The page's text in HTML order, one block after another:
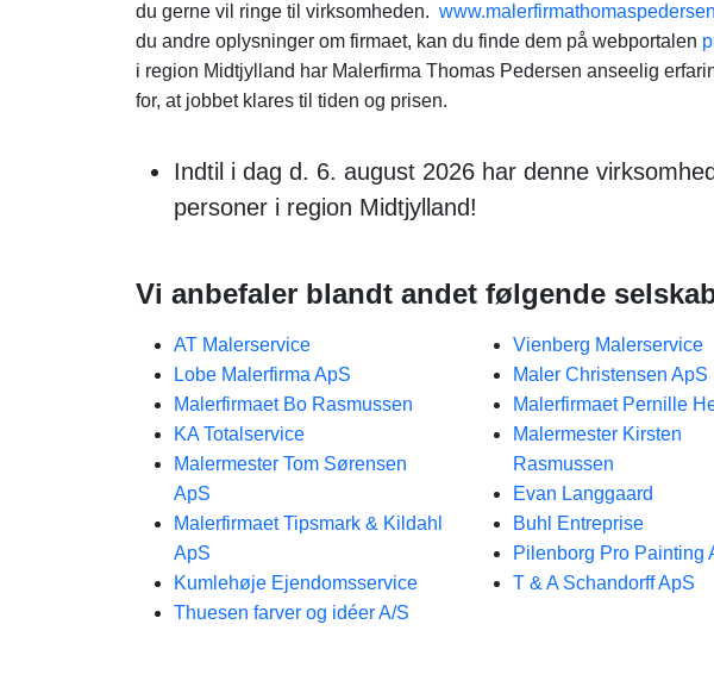
du gerne vil ringe til virksomheden.
du andre oplysninger om firmaet, kan du finde dem på webportalen
i region Midtjylland har Malerfirma Thomas Pedersen anseelig
for, at jobbet klares til tiden og prisen.
Indtil i dag d. 6. august 2026 har denne
personer i region Midtjylland!
Vi anbefaler blandt andet følgende
AT Malerservice
Lobe Malerfirma ApS
Malerfirmaet Bo Rasmussen
KA Totalservice
Malermester Tom Sørensen
ApS
Malerfirmaet Tipsmark & Kildahl
ApS
Kumlehøje Ejendomsservice
Thuesen farver og idéer A/S
Vienberg Malerservice
Maler Christensen ApS
Malerfirmaet Pernille
Malermester Kirsten
Rasmussen
Evan Langgaard
Buhl Entreprise
Pilenborg Pro Painting
T & A Schandorff ApS